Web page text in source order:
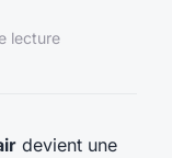
lecture
devient une